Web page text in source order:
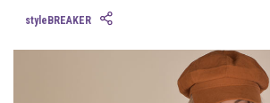
styleBREAKER